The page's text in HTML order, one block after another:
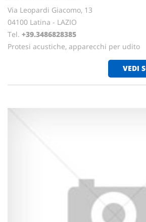
Via Leopardi Giacomo, 13
04100 Latina - LAZIO
Tel. +39.3486828385
Protesi acustiche, apparecchi per udito
VEDI